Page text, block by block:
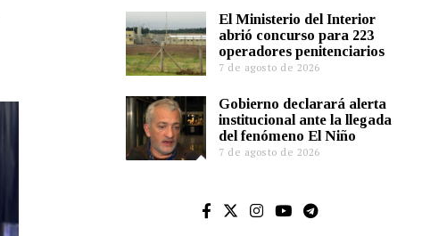
El Ministerio del Interior
abrió concurso para 223
operadores penitenciarios
7 de agosto de 2026
Gobierno declarará alerta
institucional ante la llegada
del fenómeno El Niño
7 de agosto de 2026